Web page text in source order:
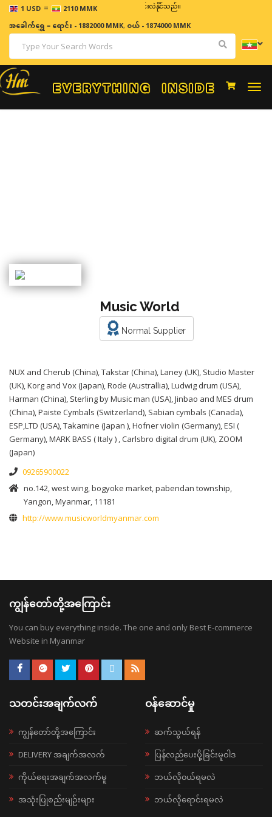
1 USD = 2110 MMK
ဈေးနှုန်းများသည် အချိန်နှင့် အမျှပြောင်းလဲနိုင်သည်။
အခေါက်ရွှေ=ရောင်း - 1882000 MMK, ဝယ် - 1874000 MMK
Music World
Normal Supplier
NUX and Cherub (China), Takstar (China), Laney (UK), Studio Master
(UK), Korg and Vox (Japan), Rode (Australlia), Ludwig drum (USA),
Harman (China), Sterling by Music man (USA), Jinbao and MES drum
(China), Paiste Cymbals (Switzerland), Sabian cymbals (Canada),
ESP,LTD (USA), Takamine (Japan ), Hofner violin (Germany), ESI (
Germany), MARK BASS ( Italy ) , Carlsbro digital drum (UK), ZOOM
(Japan)
09265900022
no.142, west wing, bogyoke market, pabendan township,
Yangon, Myanmar, 11181
http://www.musicworldmyanmar.com
ကျွန်တော်တို့အကြောင်း
You can buy everything inside. The one and only Best E-commerce
Website in Myanmar
သတင်းအချက်လက်
ကျွန်တော်တို့အကြောင်း
DELIVERY အချက်အလက်
ကိုယ်ရေးအချက်အလက်မူ
အသုံးပြုစည်းမျဉ်းများ
ဝန်ဆောင်မှု
ဆက်သွယ်ရန်
ပြန်လည်ပေးပို့ခြင်းမူဝါဒ
ဘယ်လို၀ယ်ရမလဲ
ဘယ်လိုရောင်းရမလဲ